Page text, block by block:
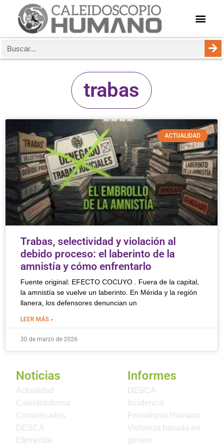
trabas
ACTUALIDAD
Trabas, selectividad y violación al
debido proceso: el laberinto de la
amnistía y cómo enfrentarlo
Fuente original: EFECTO COCUYO . Fuera de la capital,
la amnistía se vuelve un laberinto. En Mérida y la región
llanera, los defensores denuncian un
LEER MÁS »
30 de marzo de 2026
Noticias
Actualidad
CaleidoInforma
Comunicados
DESCA
Efeméride
Informes
DESCA
Incidencia
Periodismo Humano
Violencia basada en
género